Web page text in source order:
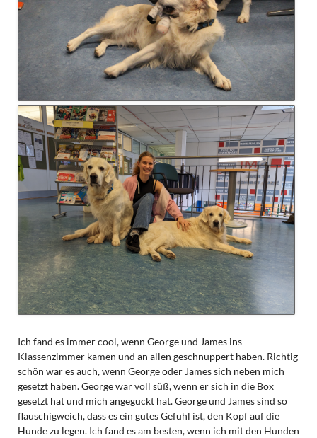
Ich fand es immer cool, wenn George und James ins
Klassenzimmer kamen und an allen geschnuppert haben. Richtig
schön war es auch, wenn George oder James sich neben mich
gesetzt haben. George war voll süß, wenn er sich in die Box
gesetzt hat und mich angeguckt hat. George und James sind so
flauschigweich, dass es ein gutes Gefühl ist, den Kopf auf die
Hunde zu legen. Ich fand es am besten, wenn ich mit den Hunden